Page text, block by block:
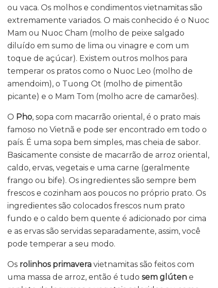
ou vaca. Os molhos e condimentos vietnamitas são
extremamente variados. O mais conhecido é o Nuoc
Mam ou Nuoc Cham (molho de peixe salgado
diluído em sumo de lima ou vinagre e com um
toque de açúcar). Existem outros molhos para
temperar os pratos como o Nuoc Leo (molho de
amendoim), o Tuong Ot (molho de pimentão
picante) e o Mam Tom (molho acre de camarões).
O Pho, sopa com macarrão oriental, é o prato mais
famoso no Vietnã e pode ser encontrado em todo o
país. É uma sopa bem simples, mas cheia de sabor.
Basicamente consiste de macarrão de arroz oriental,
caldo, ervas, vegetais e uma carne (geralmente
frango ou bife). Os ingredientes são sempre bem
frescos e cozinham aos poucos no próprio prato. Os
ingredientes são colocados frescos num prato
fundo e o caldo bem quente é adicionado por cima
e as ervas são servidas separadamente, assim, você
pode temperar a seu modo.
Os rolinhos primavera vietnamitas são feitos com
uma massa de arroz, então é tudo sem glúten e